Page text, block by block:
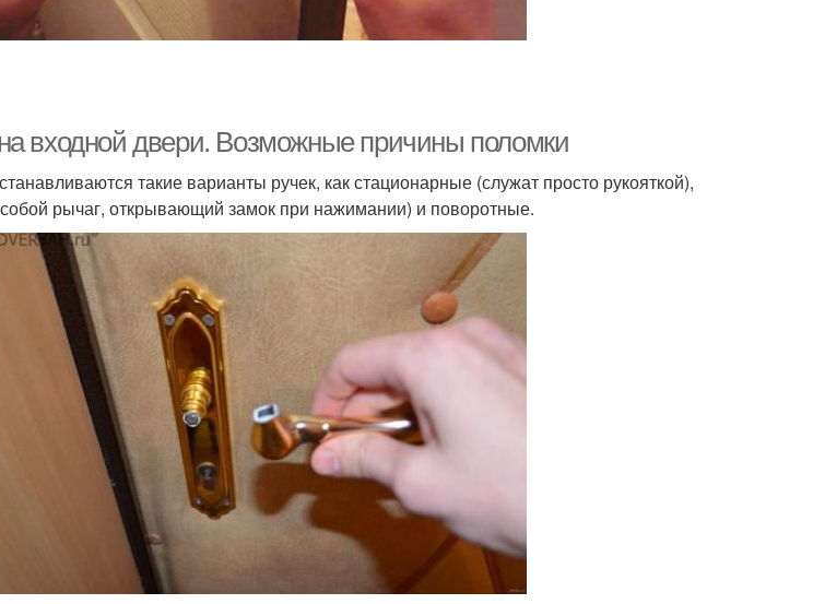
входной двери. Возможные причины поломки
такие варианты ручек, как стационарные (служат просто рукояткой),
рычаг, открывающий замок при нажимании) и поворотные.